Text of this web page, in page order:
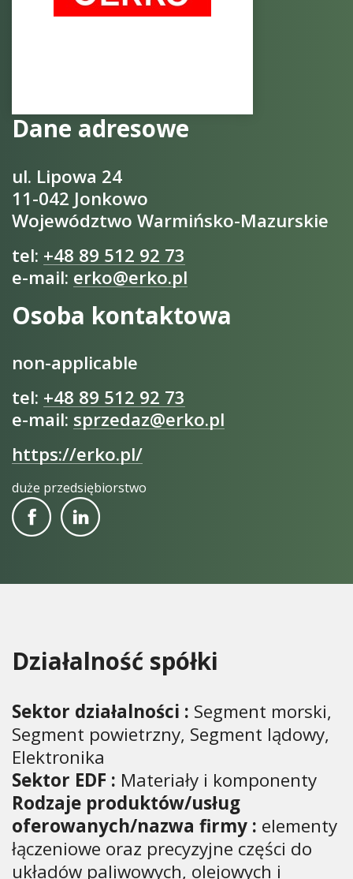
Dane adresowe
ul. Lipowa 24
11-042 Jonkowo
Województwo Warmińsko-Mazurskie
tel: +48 89 512 92 73
e-mail: erko@erko.pl
Osoba kontaktowa
non-applicable
tel: +48 89 512 92 73
e-mail: sprzedaz@erko.pl
https://erko.pl/
duże przedsiębiorstwo
Działalność spółki
Sektor działalności : Segment morski,
Segment powietrzny, Segment lądowy,
Elektronika
Sektor EDF : Materiały i komponenty
Rodzaje produktów/usług
oferowanych/nazwa firmy : elementy
łączeniowe oraz precyzyjne części do
układów paliwowych, olejowych i